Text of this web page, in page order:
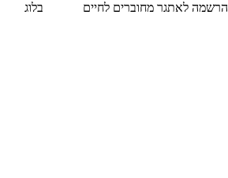
הרשמה לאתגר מחוברים לחיים בלוג